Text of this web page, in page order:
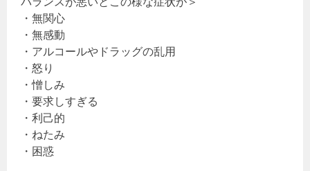
・無関心
・無感動
・アルコールやドラッグの乱用
・怒り
・憎しみ
・要求しすぎる
・利己的
・ねたみ
・困惑